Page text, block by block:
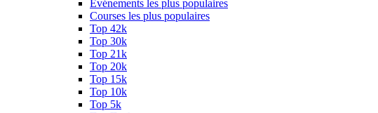
Événements les plus populaires
Courses les plus populaires
Top 42k
Top 30k
Top 21k
Top 20k
Top 15k
Top 10k
Top 5k